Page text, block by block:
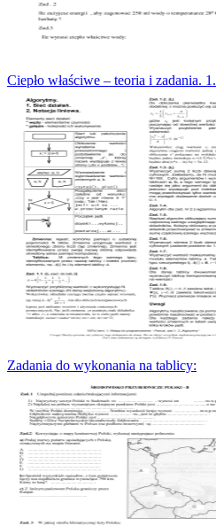
Ciepło właściwe – teoria i zadania.
Zadania do wykonania na tablicy: